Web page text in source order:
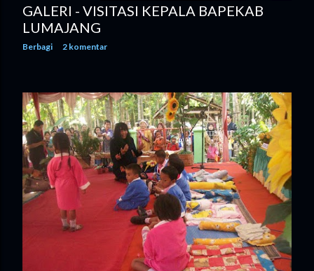
GALERI - VISITASI KEPALA BAPEKAB
LUMAJANG
Berbagi 2 komentar